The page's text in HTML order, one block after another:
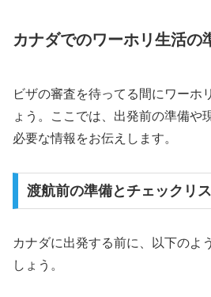
カナダでのワーホリ生活の
ビザの審査を待ってる間にワーホ
ょう。ここでは、出発前の準備や
必要な情報をお伝えします。
渡航前の準備とチェックリ
カナダに出発する前に、以下のよ
しょう。